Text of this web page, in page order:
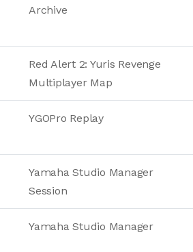
Archive
Red Alert 2: Yuris Revenge
Multiplayer Map
YGOPro Replay
Yamaha Studio Manager
Session
Yamaha Studio Manager